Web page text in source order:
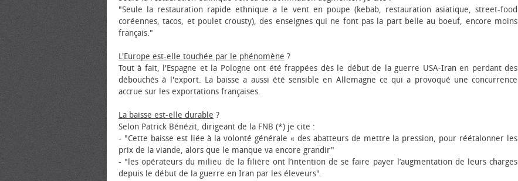
"Seule la restauration rapide ethnique a le vent en poupe (kebab, restauration asiatique, street-food
coréennes, tacos, et poulet crousty), des enseignes qui ne font pas la part belle au bœuf, encore moins
français."
L'Europe est-elle touchée par le phénomène ?
Tout à fait, l'Espagne et la Pologne ont été frappées dès le début de la guerre USA-Iran en perdant des
débouchés à l'export. La baisse a aussi été sensible en Allemagne ce qui a provoqué une concurrence
accrue sur les exportations françaises.
La baisse est-elle durable ?
Selon Patrick Bénézit, dirigeant de la FNB (*) je cite :
- "Cette baisse est liée à la volonté générale « des abatteurs de mettre la pression, pour réétalonner les
prix de la viande, alors que le manque va encore grandir"
- "les opérateurs du milieu de la filière ont l’intention de se faire payer l’augmentation de leurs charges
depuis le début de la guerre en Iran par les éleveurs".